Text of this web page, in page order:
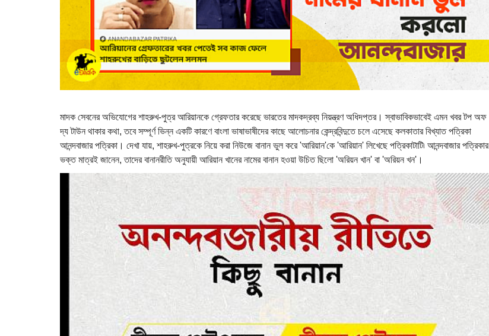
মাদক সেবনের অভিযোগের শাহরুখ-পুত্র আরিয়ানকে গ্রেফতার করেছে ভারতের মাদকদ্রব্য নিয়ন্ত্রণ অধিদপ্তর। স্বাভাবিকভাবেই এমন খবর টপ অফ
দ্য টাউন থাকার কথা, তবে সম্পূর্ণ ভিন্ন একটি কারণে বাংলা ভাষাভাষীদের কাছে আলোচনার কেন্দ্রবিন্দুতে চলে এসেছে কলকাতার বিখ্যাত পত্রিকা
আনন্দবাজার পত্রিকা। দেখা যায়, শাহরুখ-পুত্রকে নিয়ে করা নিউজে বানান ভুল করে 'আরিয়ান'কে 'আরিয়ান' লিখেছে পত্রিকাটাটি৷ আনন্দবাজার পত্রিকার
ভক্ত মাত্রই জানেন, তাদের বানানরীতি অনুযায়ী আরিয়ান খানের নামের বানান হওয়া উচিত ছিলো 'অরিয়ন খান' বা 'অরিয়ন খন'।